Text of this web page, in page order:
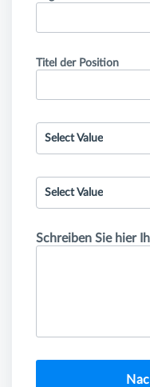
Titel der Position
Select Value
Select Value
Schreiben Sie hier